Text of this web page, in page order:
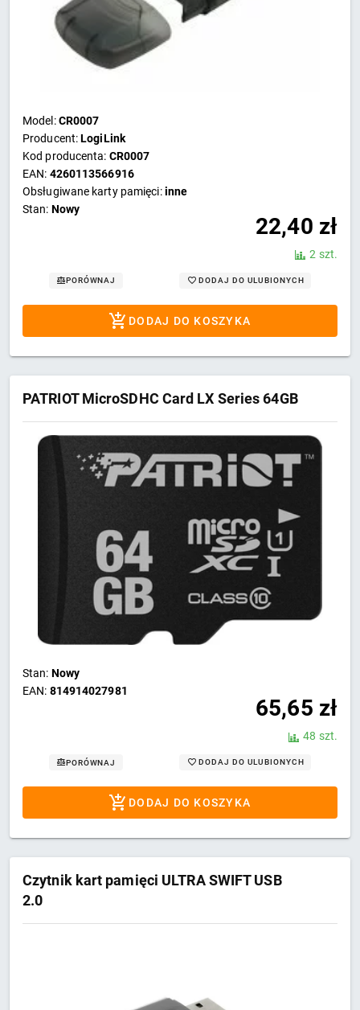
Model:CR0007
Producent:LogiLink
Kod producenta: CR0007
EAN: 4260113566916
Obsługiwane karty pamięci:inne
Stan: Nowy
22,40 zł
2 szt.
PORÓWNAJ DODAJ DO ULUBIONYCH
DODAJ DO KOSZYKA
PATRIOT MicroSDHC Card LX Series 64GB
Stan: Nowy
EAN: 814914027981
65,65 zł
48 szt.
PORÓWNAJ DODAJ DO ULUBIONYCH
DODAJ DO KOSZYKA
Czytnik kart pamięci ULTRA SWIFT USB
2.0